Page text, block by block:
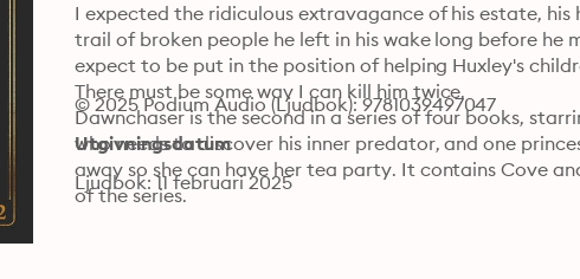
I expected the ridiculous extravagance of his estate,
trail of broken people he left in his wake long before he
expect to be put in the position of helping Huxley's
There must be some way I can kill him twice.
Dawnchaser is the second in a series of four books,
who needs to discover his inner predator, and one
away so she can have her tea party. It contains Cove
of the series.
© 2025 Podium Audio (Ljudbok): 9781039497047
Utgivningsdatum
Ljudbok: 11 februari 2025